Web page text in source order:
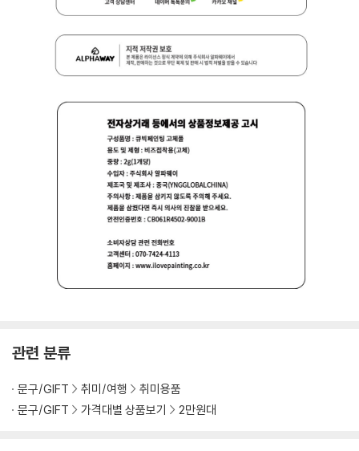
관련 분류
문구/GIFT 취미/여행
취미용품
문구/GIFT
가격대별 상품보기 2만원대